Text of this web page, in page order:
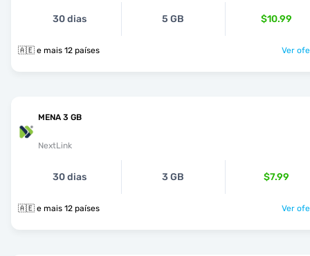
30 dias 5 GB $10.99
🇦🇪 e mais 12 países Ver
MENA 3 GB
NextLink
30 dias 3 GB $7.99
🇦🇪 e mais 12 países Ver